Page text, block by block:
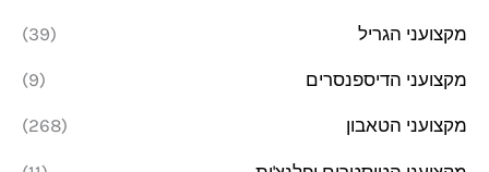
מקצועני הגריל (39)
מקצועני הדיספנסרים (9)
מקצועני הטאבון (268)